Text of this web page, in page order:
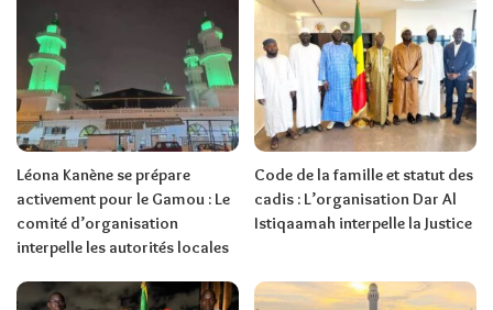
Léona Kanène se prépare
activement pour le Gamou : Le
comité d’organisation
interpelle les autorités locales
Code de la famille et statut des
cadis : L’organisation Dar Al
Istiqaamah interpelle la Justice